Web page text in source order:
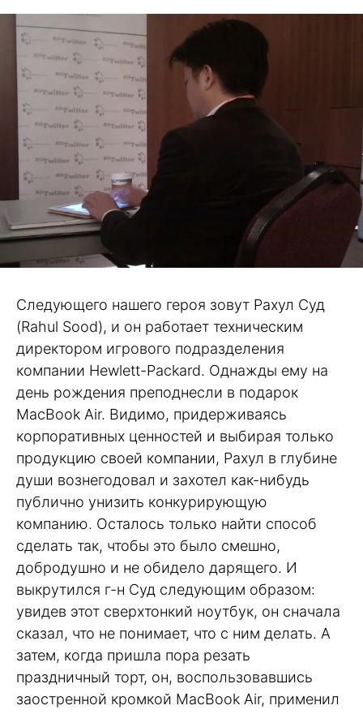
Следующего нашего героя зовут Рахул Суд
(Rahul Sood), и он работает техническим
директором игрового подразделения
компании Hewlett-Packard. Однажды ему на
день рождения преподнесли в подарок
MacBook Air. Видимо, придерживаясь
корпоративных ценностей и выбирая только
продукцию своей компании, Рахул в глубине
души вознегодовал и захотел как-нибудь
публично унизить конкурирующую
компанию. Осталось только найти способ
сделать так, чтобы это было смешно,
добродушно и не обидело дарящего. И
выкрутился г-н Суд следующим образом:
увидев этот сверхтонкий ноутбук, он сначала
сказал, что не понимает, что с ним делать. А
затем, когда пришла пора резать
праздничный торт, он, воспользовавшись
заостренной кромкой MacBook Air, применил